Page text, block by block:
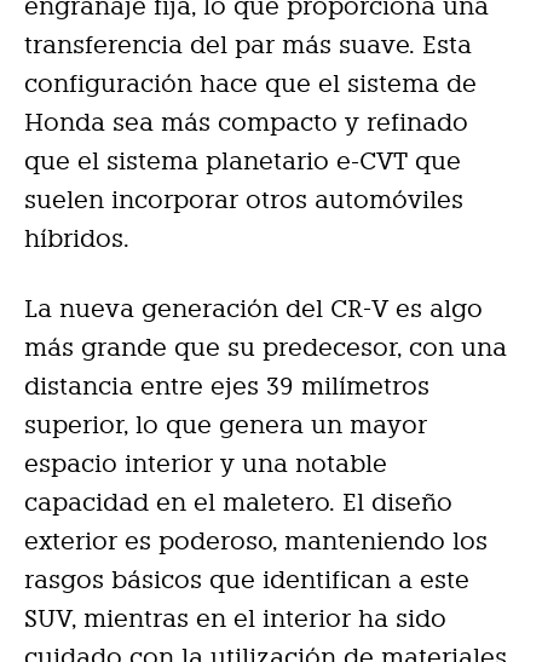
engranaje fija, lo que proporciona una
transferencia del par más suave. Esta
configuración hace que el sistema de
Honda sea más compacto y refinado
que el sistema planetario e-CVT que
suelen incorporar otros automóviles
híbridos.
La nueva generación del CR-V es algo
más grande que su predecesor, con una
distancia entre ejes 39 milímetros
superior, lo que genera un mayor
espacio interior y una notable
capacidad en el maletero. El diseño
exterior es poderoso, manteniendo los
rasgos básicos que identifican a este
SUV, mientras en el interior ha sido